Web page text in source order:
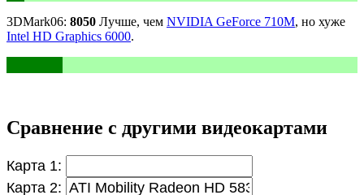
3DMark06: 8050 Лучше, чем NVIDIA GeForce 710M, но хуже
Intel HD Graphics 6000.
Сравнение с другими видеокартами
Карта 1:
Карта 2: